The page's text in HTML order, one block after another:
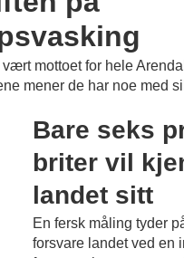
mottoet for hele
mener de har noe med
Bare seks
briter vil
landet sitt
En fersk måling tyder
forsvare landet ved en